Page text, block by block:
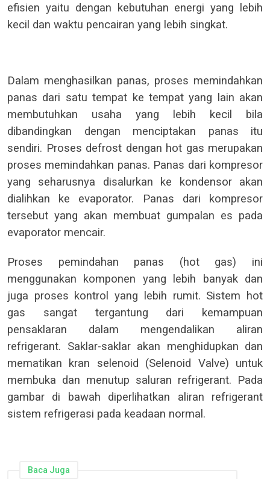
efisien yaitu dengan kebutuhan energi yang lebih
kecil dan waktu pencairan yang lebih singkat.
Dalam menghasilkan panas, proses memindahkan
panas dari satu tempat ke tempat yang lain akan
membutuhkan usaha yang lebih kecil bila
dibandingkan dengan menciptakan panas itu
sendiri. Proses defrost dengan hot gas merupakan
proses memindahkan panas. Panas dari kompresor
yang seharusnya disalurkan ke kondensor akan
dialihkan ke evaporator. Panas dari kompresor
tersebut yang akan membuat gumpalan es pada
evaporator mencair.
Proses pemindahan panas (hot gas) ini
menggunakan komponen yang lebih banyak dan
juga proses kontrol yang lebih rumit. Sistem hot
gas sangat tergantung dari kemampuan
pensaklaran dalam mengendalikan aliran
refrigerant. Saklar-saklar akan menghidupkan dan
mematikan kran selenoid (Selenoid Valve) untuk
membuka dan menutup saluran refrigerant. Pada
gambar di bawah diperlihatkan aliran refrigerant
sistem refrigerasi pada keadaan normal.
Baca Juga